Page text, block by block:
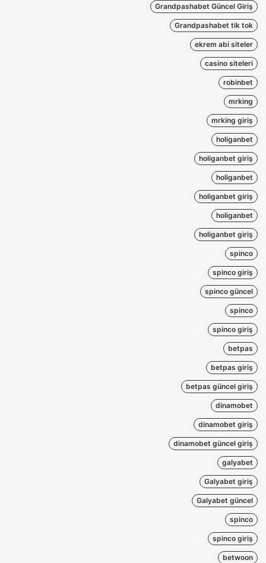
Grandpashabet Güncel Giriş
Grandpashabet tik tok
ekrem abi siteler
casino siteleri
robinbet
mrking
mrking giriş
holiganbet
holiganbet giriş
holiganbet
holiganbet giriş
holiganbet
holiganbet giriş
spinco
spinco giriş
spinco güncel
spinco
spinco giriş
betpas
betpas giriş
betpas güncel giriş
dinamobet
dinamobet giriş
dinamobet güncel giriş
galyabet
Galyabet giriş
Galyabet güncel
spinco
spinco giriş
betwoon